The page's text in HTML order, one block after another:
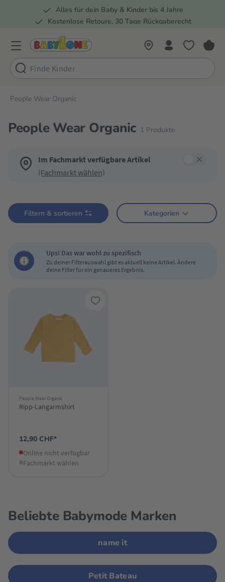
Zur Hauptnavigation springen
Alles für dein Baby & Kinder bis 4 Jahre
Kostenlose Retoure, 30 Tage Rückgaberecht
People Wear Organic
People Wear Organic 1 Produkte
Im Fachmarkt verfügbare Artikel
(Fachmarkt wählen)
Filtern & sortieren Kategorien
Ups! Das war wohl zu spezifisch
Zu deiner Filterauswahl gibt es aktuell keine Artikel. Ändere
deine Filter für ein genaueres Ergebnis.
People Wear Organic
Ripp-Langarmshirt
12,90 CHF*
Online nicht verfügbar
Fachmarkt wählen
Beliebte Babymode Marken
name it
Petit Bateau